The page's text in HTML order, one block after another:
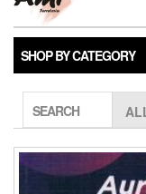
SHOP BY CATEGORY
SEARCH